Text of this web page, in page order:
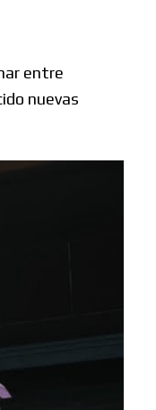
entre
nuevas